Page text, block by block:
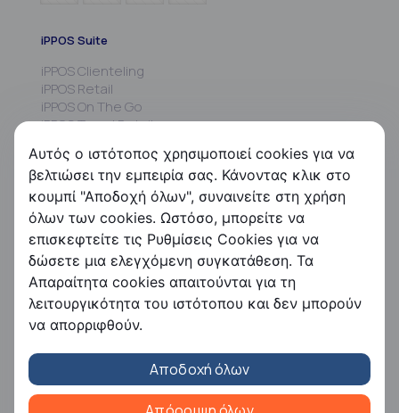
iPPOS Suite
iPPOS Clienteling
iPPOS Retail
iPPOS On The Go
iPPOS Travel Retail
iPPOS Commissions
iPPOS Kiosk
FS HRMS
FS Payroll
FS Timer
FS Ergani
Εταιρεία
Η Free Futuresoft
Ευκαιρίες καριέρας
Αυτός ο ιστότοπος χρησιμοποιεί cookies για να
βελτιώσει την εμπειρία σας. Κάνοντας κλικ στο
κουμπί "Αποδοχή όλων", συναινείτε στη χρήση
όλων των cookies. Ωστόσο, μπορείτε να
επισκεφτείτε τις Ρυθμίσεις Cookies για να
δώσετε μια ελεγχόμενη συγκατάθεση. Τα
Απαραίτητα cookies απαιτούνται για τη
λειτουργικότητα του ιστότοπου και δεν μπορούν
να απορριφθούν.
Αποδοχή όλων